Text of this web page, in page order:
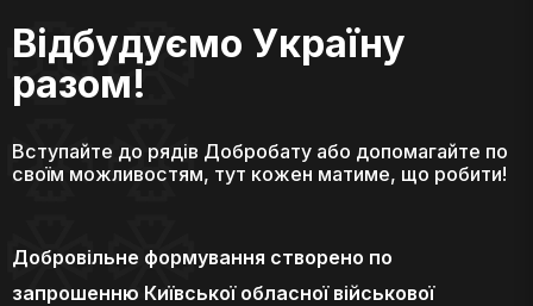
Відбудуємо Україну
разом!
Вступайте до рядів Добробату або допомагайте по
своїм можливостям, тут кожен матиме, що робити!
Добровільне формування створено по
запрошенню Київської обласної військової